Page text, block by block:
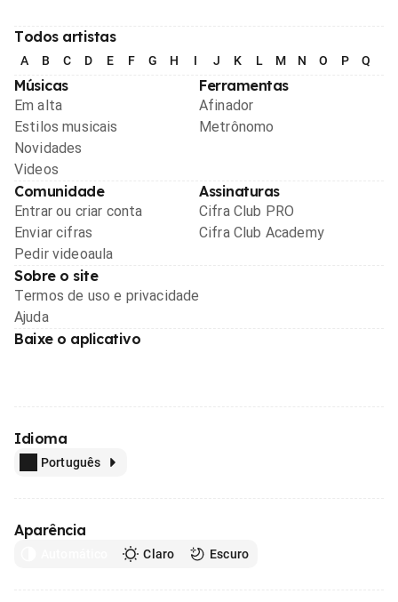
Todos artistas
A B C D E F G H I J K L M N O P Q
Músicas
Em alta
Estilos musicais
Novidades
Videos
Ferramentas
Afinador
Metrônomo
Comunidade
Entrar ou criar conta
Enviar cifras
Pedir videoaula
Assinaturas
Cifra Club PRO
Cifra Club Academy
Sobre o site
Termos de uso e privacidade
Ajuda
Baixe o aplicativo
Idioma
Português
Aparência
Claro Escuro